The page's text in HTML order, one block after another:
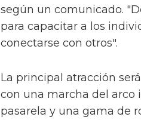
según un comunicado.
para capacitar a los
conectarse con otros".
La principal atracción
con una marcha del arco
pasarela y una gama de